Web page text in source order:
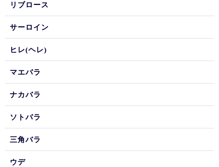
リブロース
サーロイン
ヒレ(ヘレ)
マエバラ
ナカバラ
ソトバラ
三角バラ
ウデ